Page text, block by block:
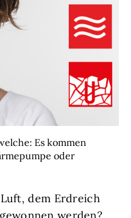
Es kommen
oder
dem Erdreich
werden?